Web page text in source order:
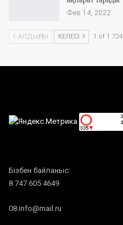
Фев 14, 2022
АЛДЫҢҒЫ КЕЛЕСІ 1 of 1 724
Бізбен байланыс:
8 747 605 4649
08.info@mail.ru